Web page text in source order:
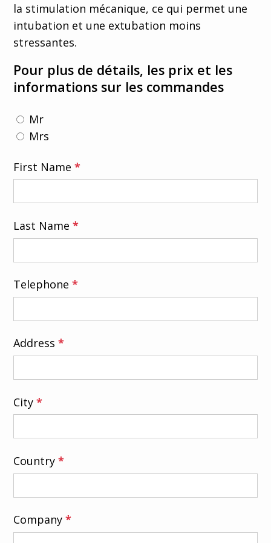
la stimulation mécanique, ce qui permet une
intubation et une extubation moins
stressantes.
Pour plus de détails, les prix et les
informations sur les commandes
Mr
Mrs
First Name*
Last Name*
Telephone*
Address*
City*
Country*
Company*